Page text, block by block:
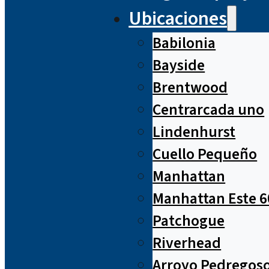
Ubicaciones
Babilonia
Bayside
Brentwood
Centrarcada uno
Lindenhurst
Cuello Pequeño
Manhattan
Manhattan Este
Patchogue
Riverhead